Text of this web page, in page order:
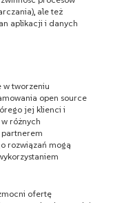
ale też
aplikacji i danych
w tworzeniu
open source
jej klienci i
różnych
partnerem
rozwiązań mogą
ofertę